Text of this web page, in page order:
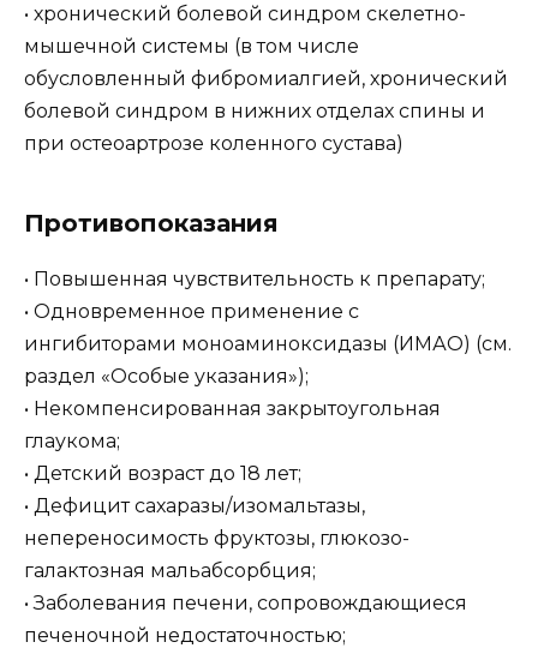
• хронический болевой синдром скелетно-
мышечной системы (в том числе
обусловленный фибромиалгией, хронический
болевой синдром в нижних отделах спины и
при остеоартрозе коленного сустава)
Противопоказания
• Повышенная чувствительность к препарату;
• Одновременное применение с
ингибиторами моноаминоксидазы (ИМАО) (см.
раздел «Особые указания»);
• Некомпенсированная закрытоугольная
глаукома;
• Детский возраст до 18 лет;
• Дефицит сахаразы/изомальтазы,
непереносимость фруктозы, глюкозо-
галактозная мальабсорбция;
• Заболевания печени, сопровождающиеся
печеночной недостаточностью;